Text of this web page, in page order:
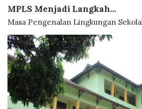
MPLS Menjadi Langkah...
Masa Pengenalan Lingkungan